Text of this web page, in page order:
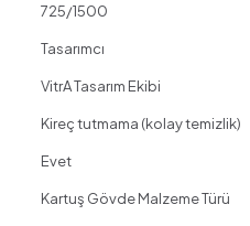
725/1500
Tasarımcı
VitrA Tasarım Ekibi
Kireç tutmama (kolay temizlik)
Evet
Kartuş Gövde Malzeme Türü